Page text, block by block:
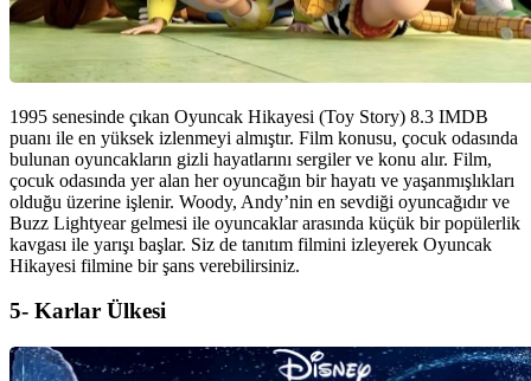
1995 senesinde çıkan Oyuncak Hikayesi (Toy Story) 8.3 IMDB
puanı ile en yüksek izlenmeyi almıştır. Film konusu, çocuk odasında
bulunan oyuncakların gizli hayatlarını sergiler ve konu alır. Film,
çocuk odasında yer alan her oyuncağın bir hayatı ve yaşanmışlıkları
olduğu üzerine işlenir. Woody, Andy’nin en sevdiği oyuncağıdır ve
Buzz Lightyear gelmesi ile oyuncaklar arasında küçük bir popülerlik
kavgası ile yarışı başlar. Siz de tanıtım filmini izleyerek Oyuncak
Hikayesi filmine bir şans verebilirsiniz.
5- Karlar Ülkesi